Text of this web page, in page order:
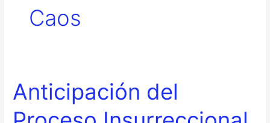
Caos
Anticipación del
Anticipación
del
Proceso